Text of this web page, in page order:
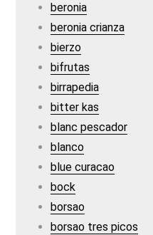
beronia
beronia crianza
bierzo
bifrutas
birrapedia
bitter kas
blanc pescador
blanco
blue curacao
bock
borsao
borsao tres picos